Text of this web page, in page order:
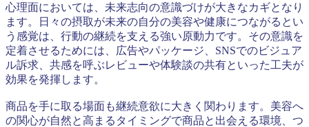
心理面においては、未来志向の意識づけが大きなカギとなり
ます。日々の摂取が未来の自分の美容や健康につながるとい
う感覚は、行動の継続を支える強い原動力です。その意識を
定着させるためには、広告やパッケージ、SNSでのビジュア
ル訴求、共感を呼ぶレビューや体験談の共有といった工夫が
効果を発揮します。
商品を手に取る場面も継続意欲に大きく関わります。美容へ
の関心が自然と高まるタイミングで商品と出会える環境、つ